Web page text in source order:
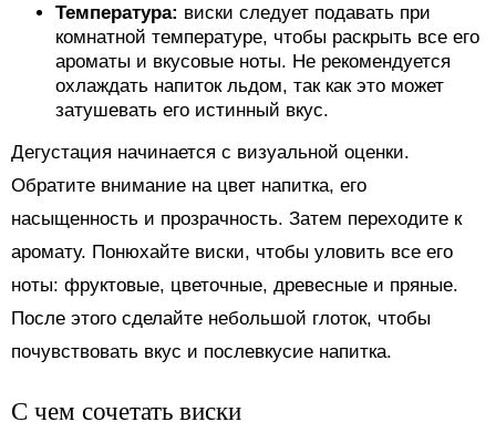
Температура: виски следует подавать при
комнатной температуре, чтобы раскрыть все его
ароматы и вкусовые ноты. Не рекомендуется
охлаждать напиток льдом, так как это может
затушевать его истинный вкус.
Дегустация начинается с визуальной оценки.
Обратите внимание на цвет напитка, его
насыщенность и прозрачность. Затем переходите к
аромату. Понюхайте виски, чтобы уловить все его
ноты: фруктовые, цветочные, древесные и пряные.
После этого сделайте небольшой глоток, чтобы
почувствовать вкус и послевкусие напитка.
С чем сочетать виски